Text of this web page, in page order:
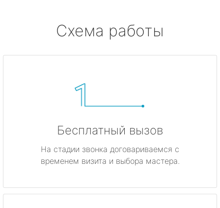
Схема работы
Бесплатный вызов
На стадии звонка договариваемся с
временем визита и выбора мастера.